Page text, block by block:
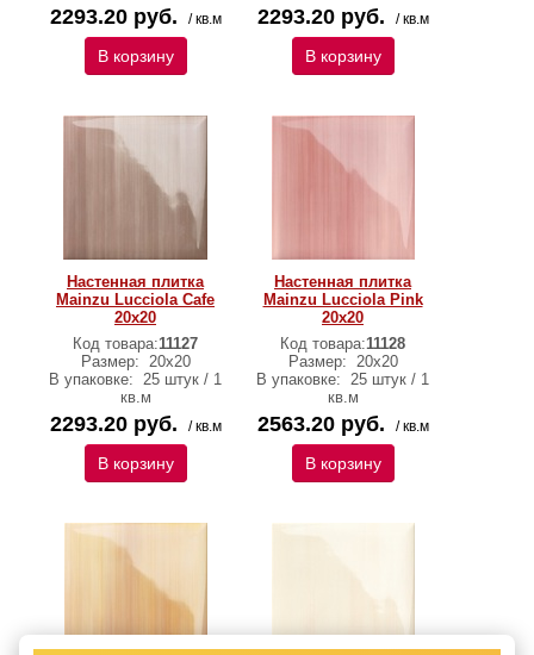
2293.20 руб. / кв.м
В корзину
2293.20 руб. / кв.м
В корзину
Настенная плитка
Mainzu Lucciola Cafe
20x20
Код товара:11127
Размер: 20x20
В упаковке: 25 штук / 1
кв.м
2293.20 руб. / кв.м
В корзину
Настенная плитка
Mainzu Lucciola Pink
20x20
Код товара:11128
Размер: 20x20
В упаковке: 25 штук / 1
кв.м
2563.20 руб. / кв.м
В корзину